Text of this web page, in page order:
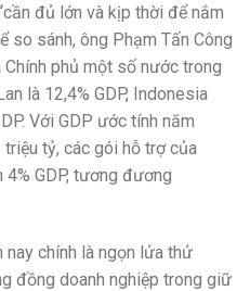
đủ lớn và kịp thời để nắm
so sánh, ông Phạm Tấn Công
phủ một số nước trong
là 12,4% GDP, Indonesia
Với GDP ước tính năm
tỷ, các gói hỗ trợ của
GDP, tương đương
nay chính là ngọn lửa thử
đồng doanh nghiệp trong giữ